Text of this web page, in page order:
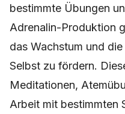
bestimmte Übungen
Adrenalin-Produktion
das Wachstum und
Selbst zu fördern.
Meditationen,
Arbeit mit bestimmten